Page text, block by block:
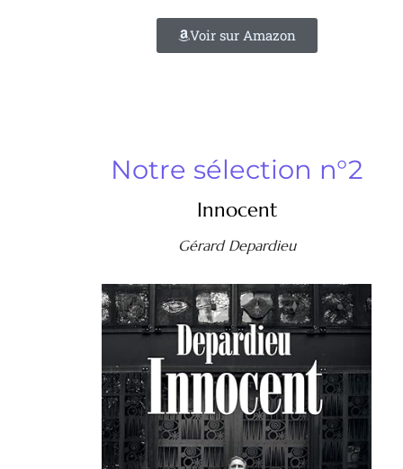
Voir sur Amazon
Notre sélection n°2
Innocent
Gérard Depardieu